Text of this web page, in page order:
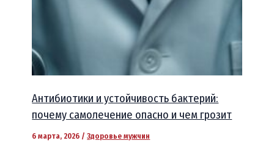
Антибиотики и устойчивость бактерий:
почему самолечение опасно и чем грозит
6 марта, 2026 /Здоровье мужчин